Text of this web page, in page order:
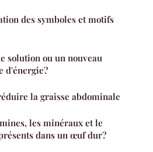
des symboles et motifs
solution ou un nouveau
d'énergie?
la graisse abdominale
les minéraux et le
dans un œuf dur?